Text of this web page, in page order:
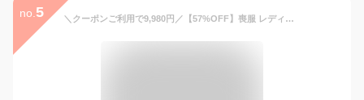
no. 5 ＼クーポンご利用で9,980円／【57%OFF】喪服 レディース ブラックフォーマル 大きいサイズ ロング丈 前開き 夏用 春 夏 秋 冬 オールシーズン セット 選べる 洗える フォーマルスーツ 冠婚葬祭 ワンピース ゆったり 体型カバー 礼服 試着チケット対象